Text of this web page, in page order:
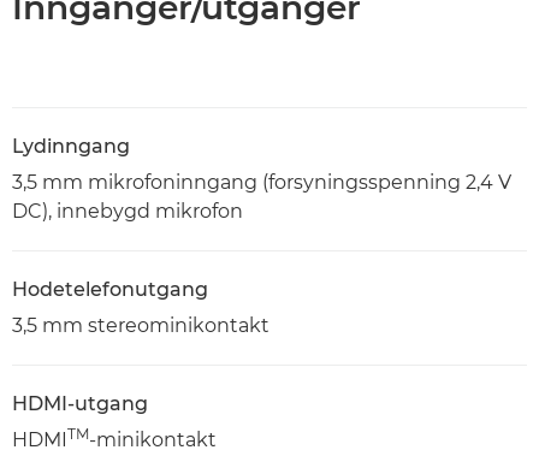
Lydinngang
3,5 mm mikrofoninngang (forsyningsspenning 2,4 V
DC), innebygd mikrofon
Hodetelefonutgang
3,5 mm stereominikontakt
HDMI-utgang
HDMITM-minikontakt